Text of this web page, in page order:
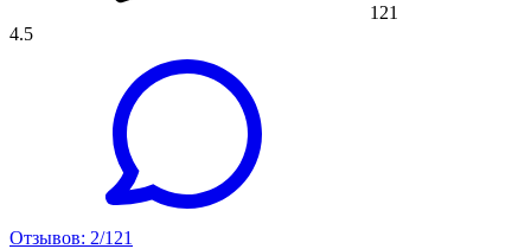
121
4.5
Отзывов: 2/121